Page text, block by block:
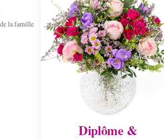
la famille
Diplôme &